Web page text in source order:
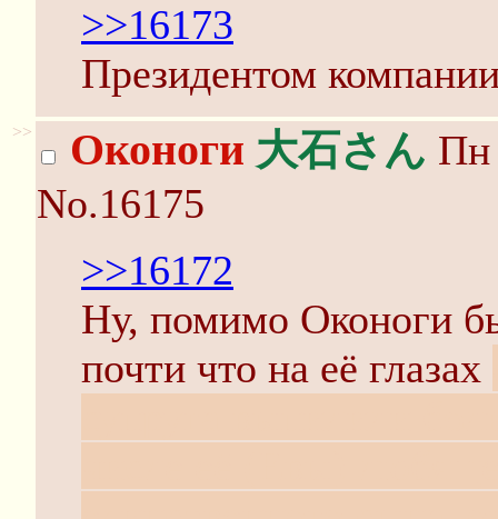
>>16173
Президентом
>> Оконоги 大石さん Пн
No.16175
>>16172
Ну, помимо Оконоги
почти что на её глазах